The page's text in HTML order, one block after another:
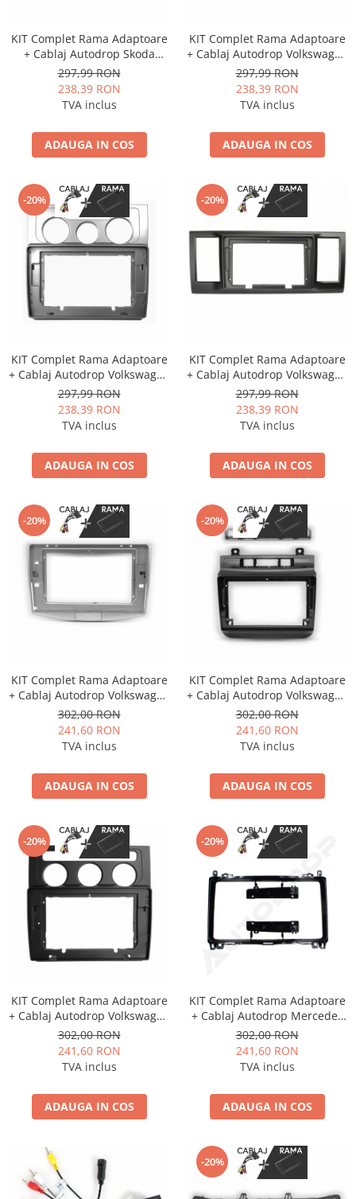
KIT Complet Rama Adaptoare
+ Cablaj Autodrop Skoda
Superb (2009-2013) pentru
Navigatie Multimedia Android
10.1 inch
297,99 RON
238,39 RON
TVA inclus
ADAUGA IN COS
KIT Complet Rama Adaptoare
+ Cablaj Autodrop Volkswagen
Touareg (2002-2010) pentru
Navigatie Multimedia Android
9 inch
297,99 RON
238,39 RON
TVA inclus
ADAUGA IN COS
-20%
KIT Complet Rama Adaptoare
+ Cablaj Autodrop Volkswagen
Touran (2006-2008) pentru
Navigatie Multimedia Android
10.1 inch
297,99 RON
238,39 RON
TVA inclus
ADAUGA IN COS
-20%
KIT Complet Rama Adaptoare
+ Cablaj Autodrop Volkswagen
Caravelle / Multivan T6 (2015-
2019) pentru Navigatie
Multimedia Android 10.1 inch
297,99 RON
238,39 RON
TVA inclus
ADAUGA IN COS
-20%
KIT Complet Rama Adaptoare
+ Cablaj Autodrop Volkswagen
Passat B6/B7/CC (2011-2015)
pentru Navigatie Multimedia
Android 10.1 inch
302,00 RON
241,60 RON
TVA inclus
ADAUGA IN COS
-20%
KIT Complet Rama Adaptoare
+ Cablaj Autodrop Volkswagen
Touareg (2011-2017) pentru
Navigatie Multimedia Android
9 inch
302,00 RON
241,60 RON
TVA inclus
ADAUGA IN COS
-20%
KIT Complet Rama Adaptoare
+ Cablaj Autodrop Volkswagen
Touran (2004-2008) pentru
Navigatie Multimedia Android
10.1 inch
302,00 RON
241,60 RON
TVA inclus
ADAUGA IN COS
-20%
KIT Complet Rama Adaptoare
+ Cablaj Autodrop Mercedes
Benz Sprinter, Viano, Vito, A/B
Class, Crafter pentru
Navigatie Multimedia Android
302,00 RON
241,60 RON
TVA inclus
ADAUGA IN COS
-20%